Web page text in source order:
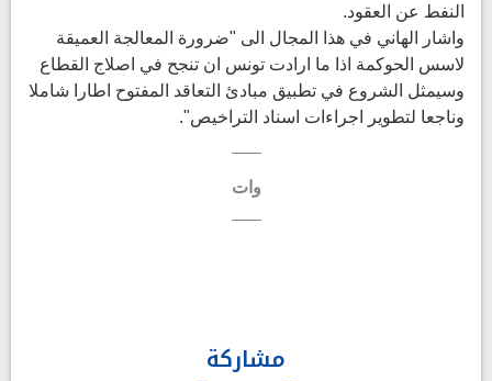
النفط عن العقود.
واشار الهاني في هذا المجال الى "ضرورة المعالجة العميقة
لاسس الحوكمة اذا ما ارادت تونس ان تنجح في اصلاج القطاع
وسيمثل الشروع في تطبيق مبادئ التعاقد المفتوح اطارا شاملا
وناجعا لتطوير اجراءات اسناد التراخيص".
وات
مشاركة